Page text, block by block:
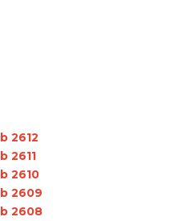
2612
2611
2610
2609
2608